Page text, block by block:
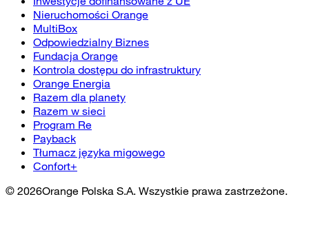
Nieruchomości Orange
MultiBox
Odpowiedzialny Biznes
Fundacja Orange
Kontrola dostępu do infrastruktury
Orange Energia
Razem dla planety
Razem w sieci
Program Re
Payback
Tłumacz języka migowego
Confort+
© 2026Orange Polska S.A. Wszystkie prawa zastrzeżone.